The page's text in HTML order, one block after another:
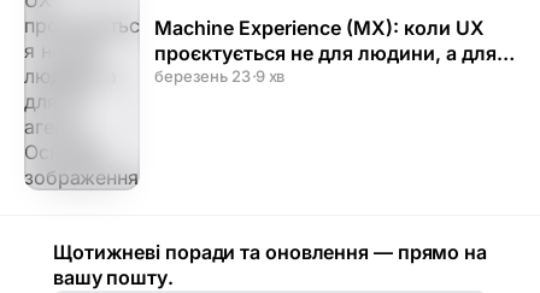
Machine Experience (MX): коли UX
проєктується не для людини, а для
AI-агента
березень 23·9 хв
Щотижневі поради та оновлення — прямо на
вашу пошту.